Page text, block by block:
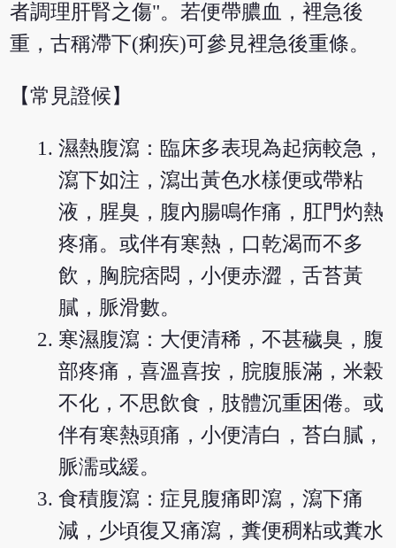
者調理肝腎之傷"。若便帶膿血，裡急後
重，古稱滯下(痢疾)可參見裡急後重條。
【常見證候】
濕熱腹瀉：臨床多表現為起病較急，
瀉下如注，瀉出黃色水樣便或帶粘
液，腥臭，腹內腸鳴作痛，肛門灼熱
疼痛。或伴有寒熱，口乾渴而不多
飲，胸脘痞悶，小便赤澀，舌苔黃
膩，脈滑數。
寒濕腹瀉：大便清稀，不甚穢臭，腹
部疼痛，喜溫喜按，脘腹脹滿，米榖
不化，不思飲食，肢體沉重困倦。或
伴有寒熱頭痛，小便清白，苔白膩，
脈濡或緩。
食積腹瀉：症見腹痛即瀉，瀉下痛
減，少頃復又痛瀉，糞便稠粘或糞水